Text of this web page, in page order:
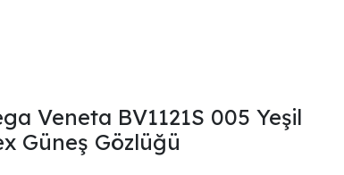
Veneta BV1121S 005 Yeşil
Güneş Gözlüğü